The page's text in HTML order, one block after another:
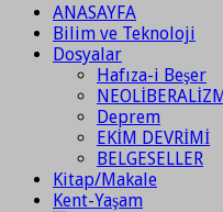
ANASAYFA
Bilim ve Teknoloji
Dosyalar
Hafıza-i Beşer
Deprem
EKİM DEVRİMİ
BELGESELLER
Kitap/Makale
Kent-Yaşam